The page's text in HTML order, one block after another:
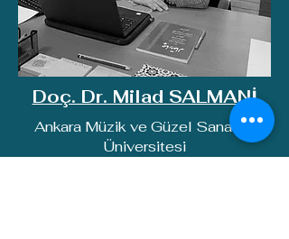
Doç. Dr. Milad SALMANİ
Ankara Müzik ve Güzel Sanatlar
Üniversitesi